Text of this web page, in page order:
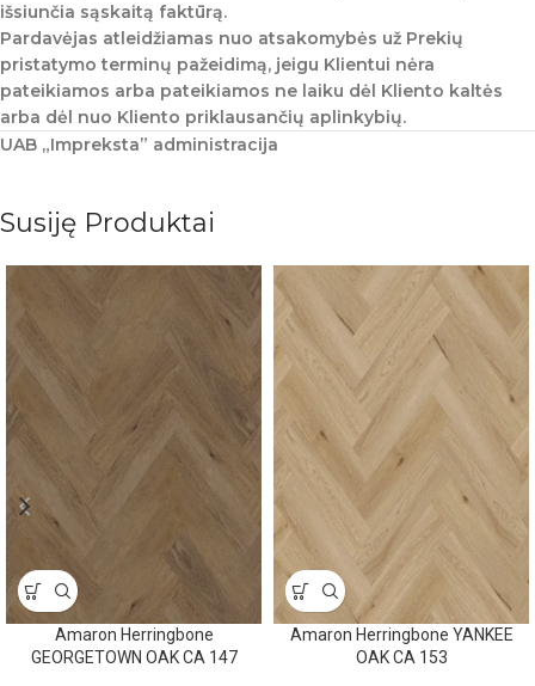
išsiunčia sąskaitą faktūrą.
Pardavėjas atleidžiamas nuo atsakomybės už Prekių
pristatymo terminų pažeidimą, jeigu Klientui nėra
pateikiamos arba pateikiamos ne laiku dėl Kliento kaltės
arba dėl nuo Kliento priklausančių aplinkybių.
UAB „Impreksta” administracija
Susiję Produktai
Amaron Herringbone
GEORGETOWN OAK CA 147
Amaron Herringbone YANKEE
OAK CA 153